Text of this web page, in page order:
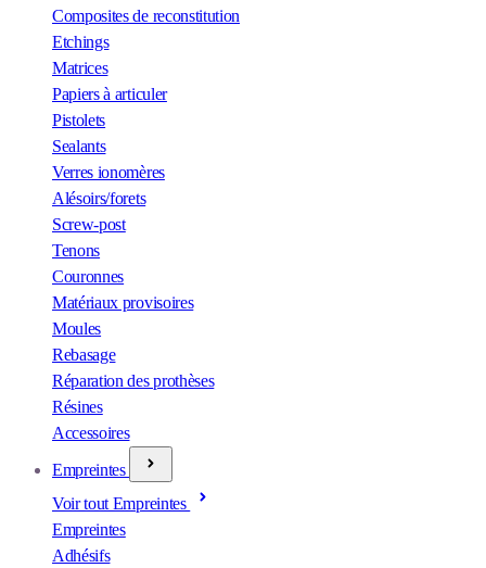
Composites de reconstitution
Etchings
Matrices
Papiers à articuler
Pistolets
Sealants
Verres ionomères
Alésoirs/forets
Screw-post
Tenons
Couronnes
Matériaux provisoires
Moules
Rebasage
Réparation des prothèses
Résines
Accessoires
Empreintes
Voir tout Empreintes
Empreintes
Adhésifs